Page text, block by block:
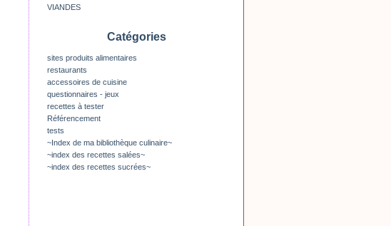
VIANDES
Catégories
sites produits alimentaires
restaurants
accessoires de cuisine
questionnaires - jeux
recettes à tester
Référencement
tests
~Index de ma bibliothèque culinaire~
~index des recettes salées~
~index des recettes sucrées~